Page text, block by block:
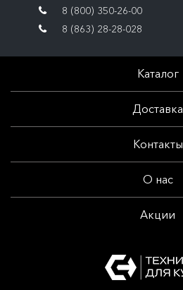
8 (800) 350-26-00
8 (863) 28-28-028
Каталог
Доставка
Контакты
О нас
Акции